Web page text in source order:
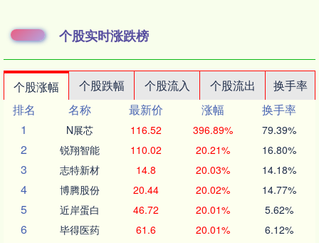
个股实时涨跌榜
个股涨幅 个股跌幅 个股流入 个股流出
换手率
排名
名称 最新价 涨幅
换手率
1
N展芯 116.52 396.89% 79.39%
2 锐翔智能 110.02 20.21% 16.80%
3 志特新材 14.8 20.03% 14.18%
4 博腾股份 20.44 20.02% 14.77%
5 近岸蛋白 46.72 20.01% 5.62%
6 毕得医药 61.6 20.01% 6.12%